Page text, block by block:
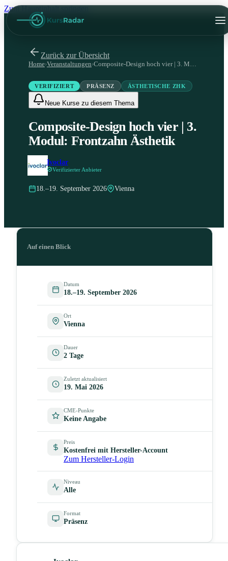
Zum Hauptinhalt springen
Zurück zur Übersicht
Home›Veranstaltungen› Composite-Design hoch vier | 3. Modul: Frontzahn Ästhetik
VERIFIZIERT PRÄSENZ ÄSTHETISCHE ZHK
Neue Kurse zu diesem Thema
Composite-Design hoch vier | 3.
Modul: Frontzahn Ästhetik
Ivoclar
Verifizierter Anbieter
18.–19. September 2026 Vienna
Auf einen Blick
Datum
18.–19. September 2026
Ort
Vienna
Dauer
2 Tage
Zuletzt aktualisiert
19. Mai 2026
CME-Punkte
Keine Angabe
Preis
Kostenfrei mit Hersteller-Account
Zum Hersteller-Login
Niveau
Alle
Format
Präsenz